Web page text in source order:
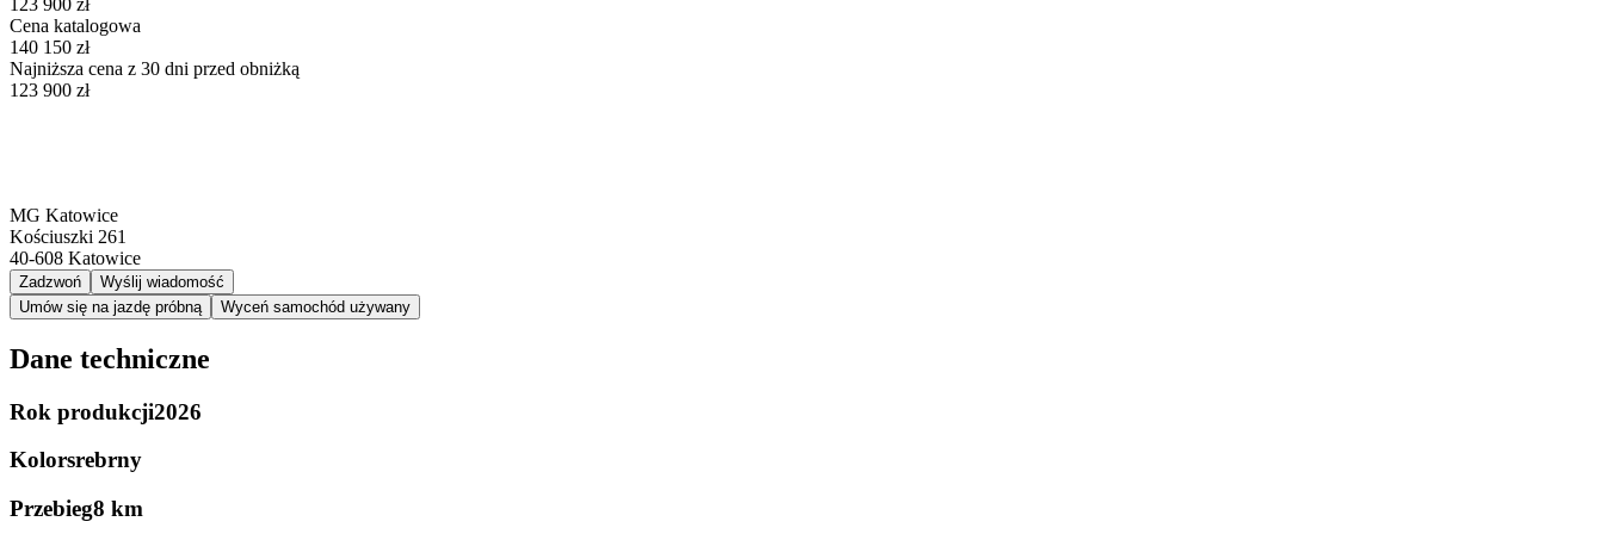
Cena katalogowa
140 150 zł
Najniższa cena z 30 dni przed obniżką
123 900 zł
MG Katowice
Kościuszki 261
40-608 Katowice
Zadzwoń
Wyślij wiadomość
Umów się na jazdę próbną
Wyceń samochód używany
Dane techniczne
Rok produkcji2026
Kolorsrebrny
Przebieg8 km